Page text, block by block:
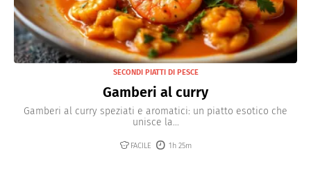
SECONDI PIATTI DI PESCE
Gamberi al curry
Gamberi al curry speziati e aromatici: un piatto esotico che
unisce la...
FACILE 1h 25m